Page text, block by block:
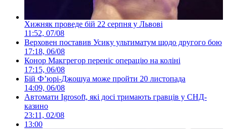
Хижняк проведе бій 22 серпня у Львові
11:52, 07/08
Верховен поставив Усику ультиматум щодо другого бою
17:18, 06/08
Конор Макгрегор переніс операцію на коліні
17:15, 06/08
Бій Ф’юрі-Джошуа може пройти 20 листопада
14:09, 06/08
Автомати Igrosoft, які досі тримають гравців у СНД-
казино
23:11, 02/08
13:00